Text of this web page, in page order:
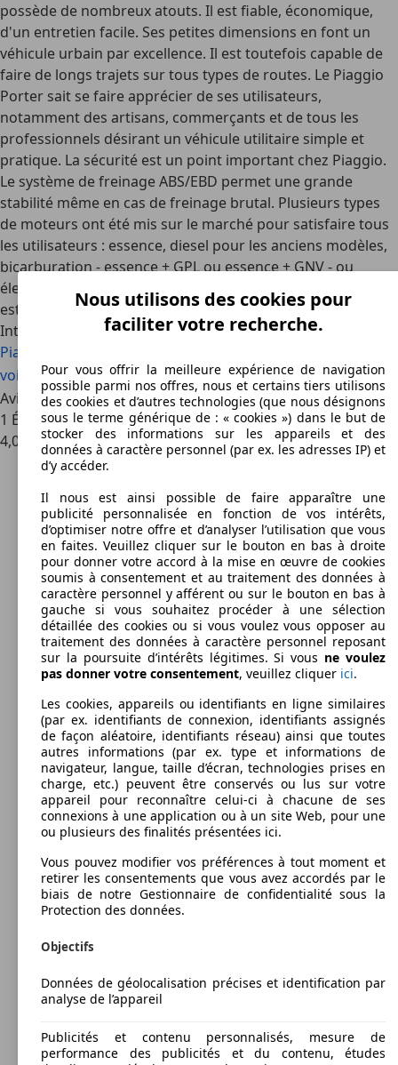
possède de nombreux atouts. Il est fiable, économique,
d'un entretien facile. Ses petites dimensions en font un
véhicule urbain par excellence. Il est toutefois capable de
faire de longs trajets sur tous types de routes. Le Piaggio
Porter sait se faire apprécier de ses utilisateurs,
notamment des artisans, commerçants et de tous les
professionnels désirant un véhicule utilitaire simple et
pratique. La sécurité est un point important chez Piaggio.
Le système de freinage ABS/EBD permet une grande
stabilité même en cas de freinage brutal. Plusieurs types
de moteurs ont été mis sur le marché pour satisfaire tous
les utilisateurs : essence, diesel pour les anciens modèles,
bicarburation - essence + GPL ou essence + GNV - ou
électrique pour les petits déplacements. Le Piaggio Porter
est un utilitaire conçu pour satisfaire les plus exigeants.
Intéressé par l'Piaggio Porter
Piaggio Porter voiture d'occasion
voiturePiaggio Porter offres concessionnaire
Avis sur le véhicule Piaggio Porter
1 Évaluations
4,0
Nous utilisons des cookies pour
faciliter votre recherche.
Pour vous offrir la meilleure expérience de navigation
possible parmi nos offres, nous et certains tiers utilisons
des cookies et d’autres technologies (que nous désignons
sous le terme générique de : « cookies ») dans le but de
stocker des informations sur les appareils et des
données à caractère personnel (par ex. les adresses IP) et
d’y accéder.
Il nous est ainsi possible de faire apparaître une
publicité personnalisée en fonction de vos intérêts,
d’optimiser notre offre et d’analyser l’utilisation que vous
en faites. Veuillez cliquer sur le bouton en bas à droite
pour donner votre accord à la mise en œuvre de cookies
soumis à consentement et au traitement des données à
caractère personnel y afférent ou sur le bouton en bas à
gauche si vous souhaitez procéder à une sélection
détaillée des cookies ou si vous voulez vous opposer au
traitement des données à caractère personnel reposant
sur la poursuite d’intérêts légitimes. Si vous ne voulez
pas donner votre consentement, veuillez cliquer ici.
Les cookies, appareils ou identifiants en ligne similaires
(par ex. identifiants de connexion, identifiants assignés
de façon aléatoire, identifiants réseau) ainsi que toutes
autres informations (par ex. type et informations de
navigateur, langue, taille d’écran, technologies prises en
charge, etc.) peuvent être conservés ou lus sur votre
appareil pour reconnaître celui-ci à chacune de ses
connexions à une application ou à un site Web, pour une
ou plusieurs des finalités présentées ici.
Vous pouvez modifier vos préférences à tout moment et
retirer les consentements que vous avez accordés par le
biais de notre Gestionnaire de confidentialité sous la
Protection des données.
Objectifs
Données de géolocalisation précises et identification par
analyse de l’appareil
Publicités et contenu personnalisés, mesure de
performance des publicités et du contenu, études